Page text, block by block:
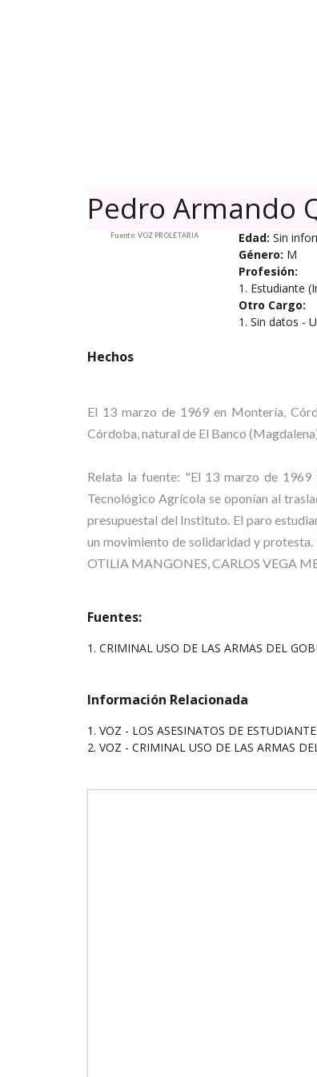
Pedro Armando
Fuente: VOZ PROLETARIA Edad: Sin
Género: M
Profesión:
1. Estudiante
Otro Cargo:
1. Sin datos -
Hechos
El 13 marzo de 1969 en Montería,
Córdoba, natural de El Banco
Relata la fuente: "El 13 marzo de
Tecnológico Agrícola se oponían al
presupuestal del Instituto. El paro
un movimiento de solidaridad y protesta.
OTILIA MANGONES, CARLOS VEGA
Fuentes:
1. CRIMINAL USO DE LAS ARMAS DEL
Información Relacionada
1. VOZ - LOS ASESINATOS DE
2. VOZ - CRIMINAL USO DE LAS ARMAS